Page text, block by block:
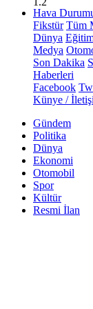
Hava
Fikstür Tüm
Dünya
Medya
Son Dakika
Haberleri
Facebook
Künye /
Gündem
Politika
Dünya
Ekonomi
Otomobil
Spor
Kültür
Resmi İlan